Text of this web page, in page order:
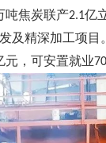
吨焦炭联产2.1亿
及精深加工项目
元，可安置就业